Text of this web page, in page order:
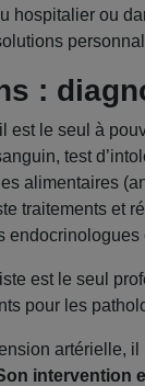
hospitalier ou
:
est le seul à
test
alimentaires
traitements et
est le seul
pour les
artérielle,
intervention